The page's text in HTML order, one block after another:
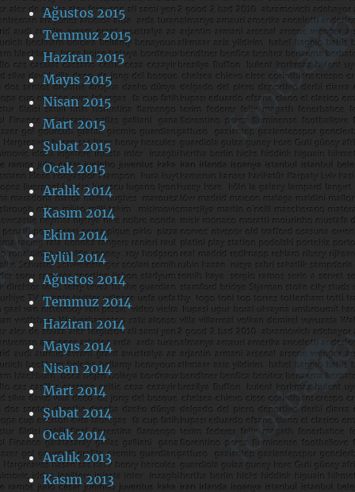
Ağustos 2015
Temmuz 2015
Haziran 2015
Mayıs 2015
Nisan 2015
Mart 2015
Şubat 2015
Ocak 2015
Aralık 2014
Kasım 2014
Ekim 2014
Eylül 2014
Ağustos 2014
Temmuz 2014
Haziran 2014
Mayıs 2014
Nisan 2014
Mart 2014
Şubat 2014
Ocak 2014
Aralık 2013
Kasım 2013